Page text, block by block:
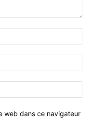
web dans ce navigateur